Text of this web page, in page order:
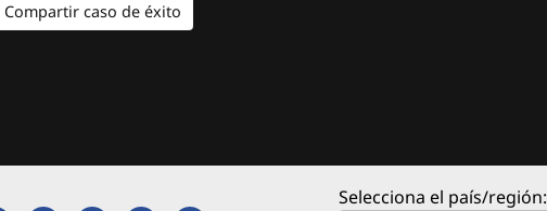
Compartir caso de éxito
Selecciona el país/región: